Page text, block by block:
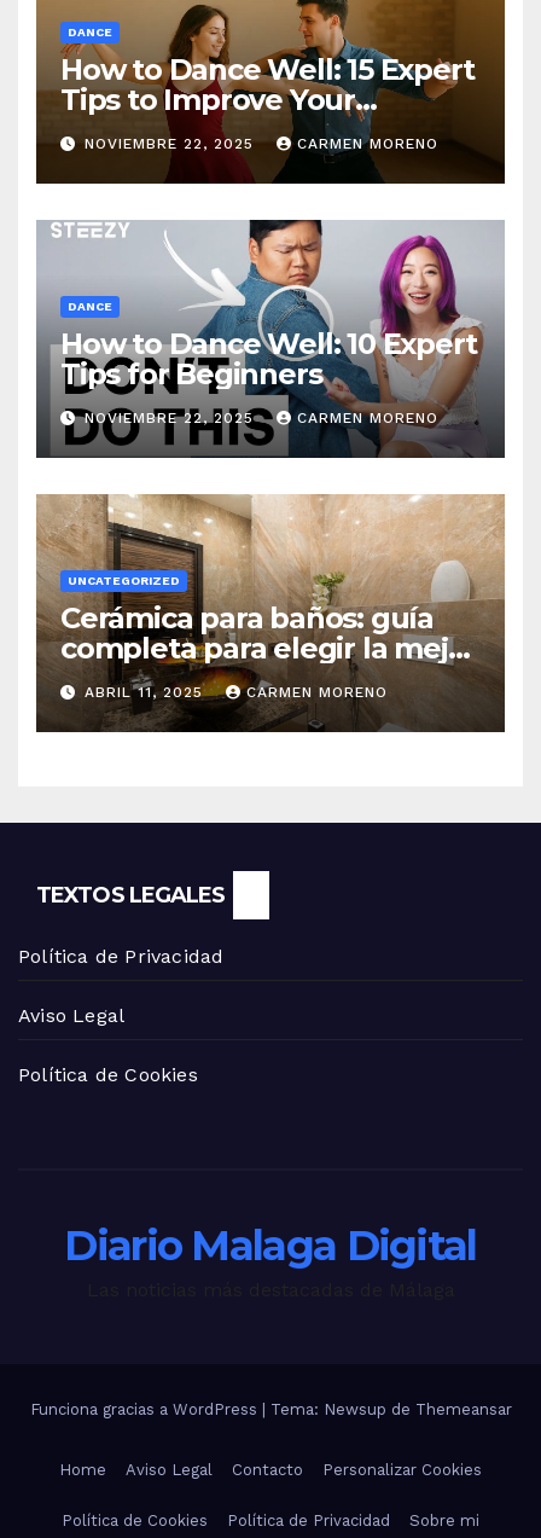
DANCE
How to Dance Well: 15 Expert
Tips to Improve Your
Dancing Skills Fast
NOVIEMBRE 22, 2025 CARMEN MORENO
DANCE
How to Dance Well: 10 Expert
Tips for Beginners
NOVIEMBRE 22, 2025 CARMEN MORENO
UNCATEGORIZED
Cerámica para baños: guía
completa para elegir la mejor
opción
ABRIL 11, 2025 CARMEN MORENO
TEXTOS LEGALES
Política de Privacidad
Aviso Legal
Política de Cookies
Diario Malaga Digital
Funciona gracias a WordPress Tema: Newsup de Themeansar
Home Aviso Legal Contacto Personalizar Cookies
Política de Cookies Política de Privacidad Sobre mi